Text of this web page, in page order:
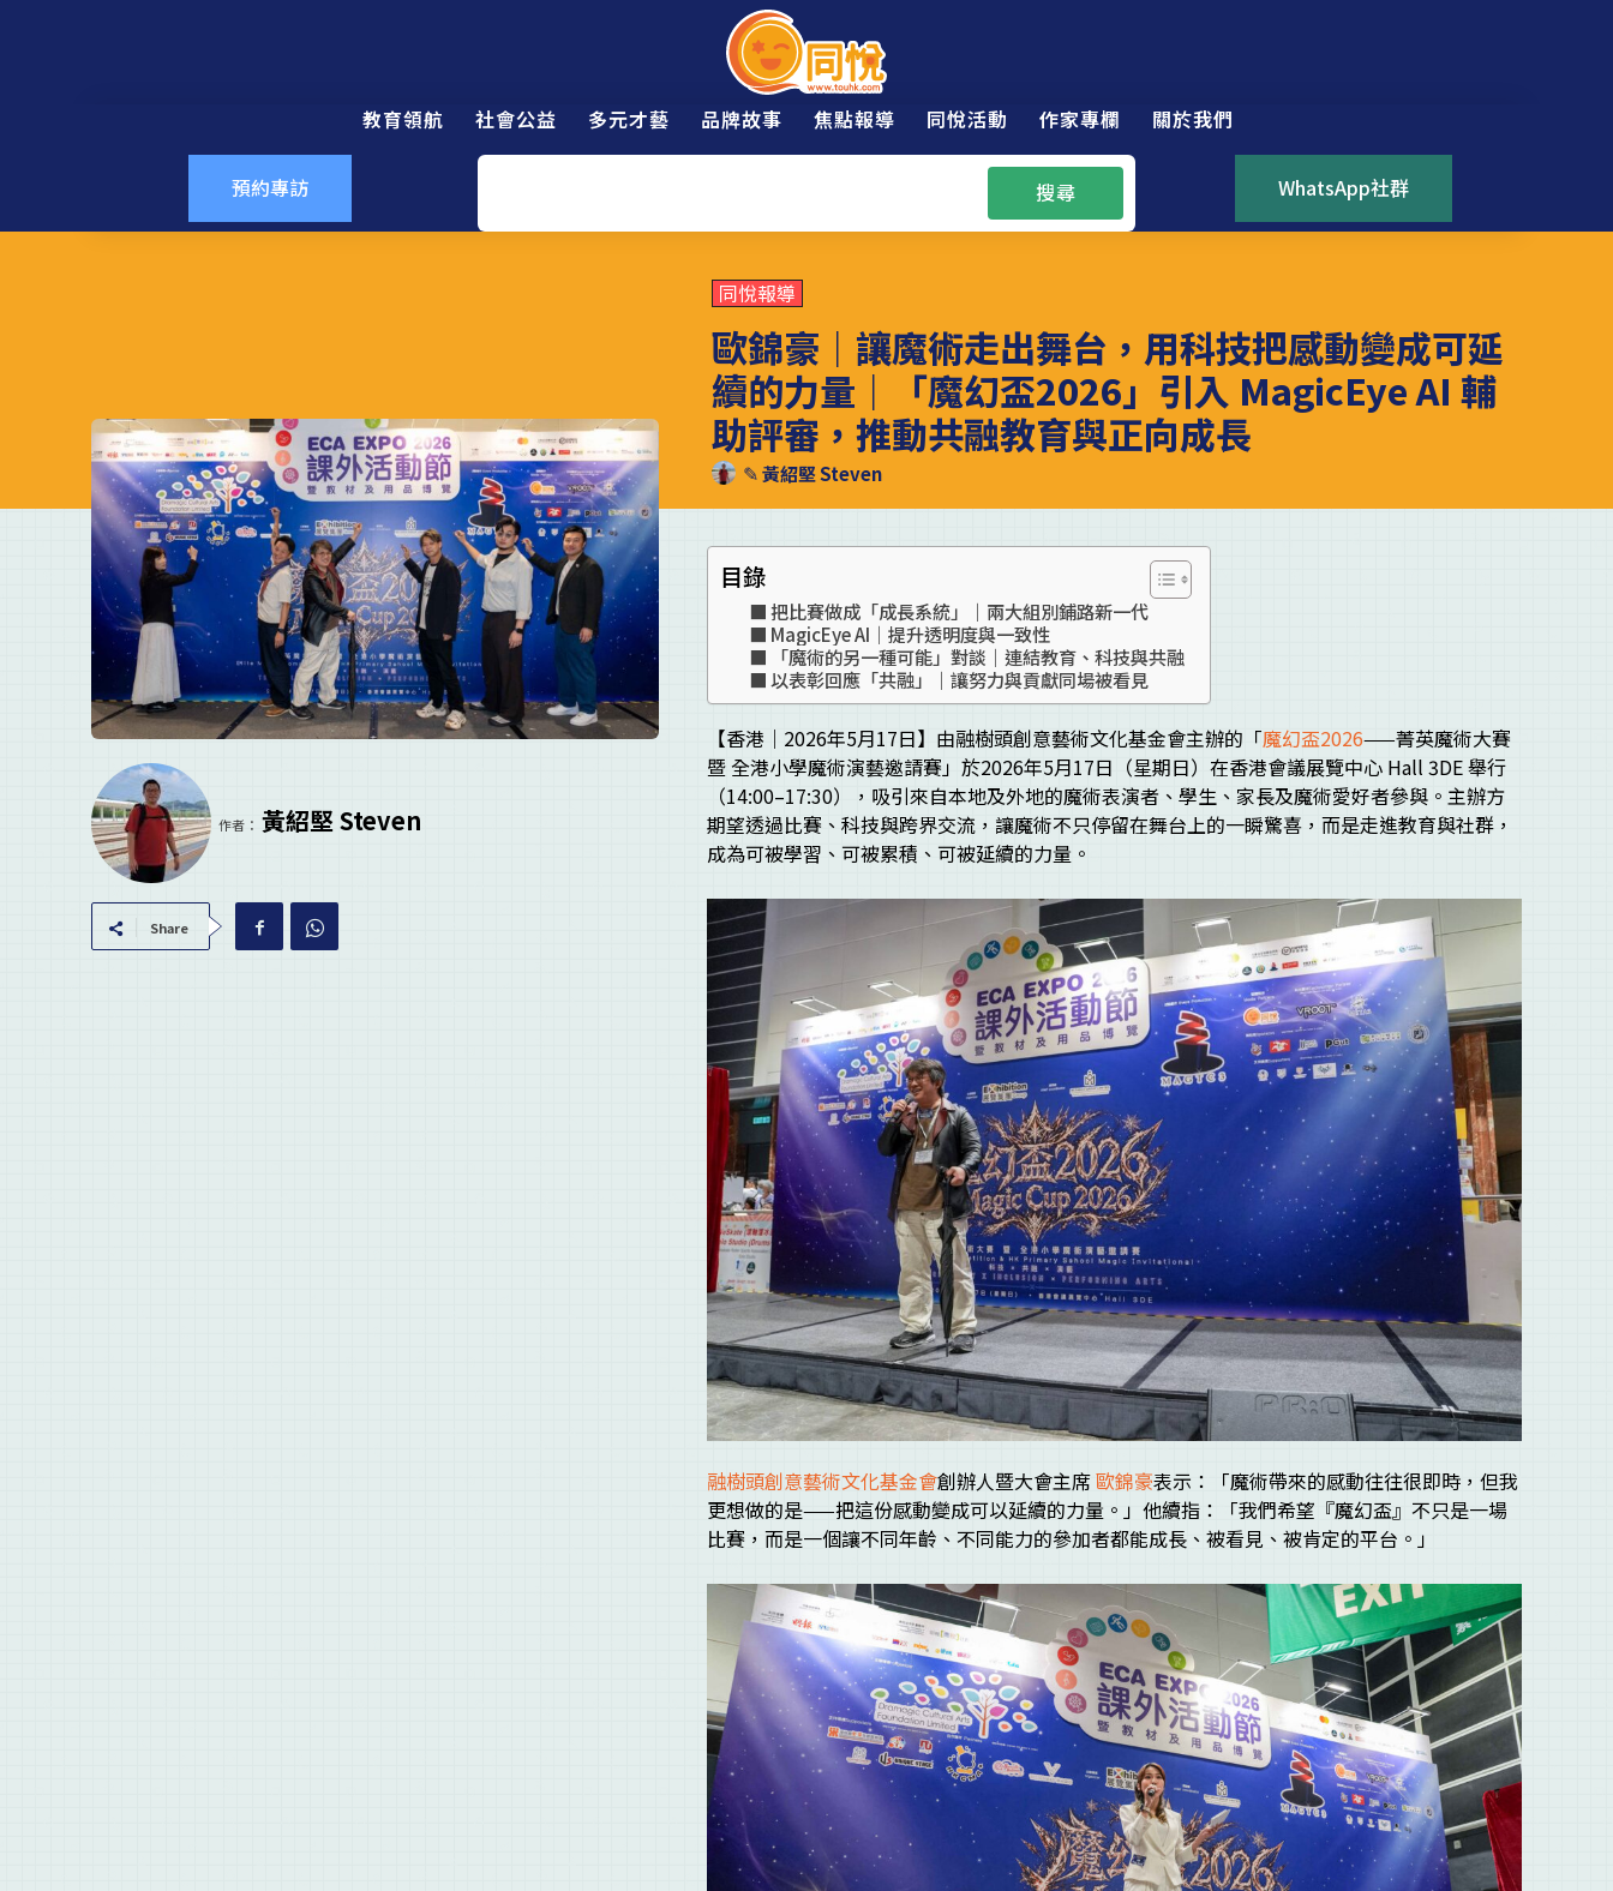
教育領航 社會公益 多元才藝 品牌故事 焦點報導 同悅活動 作家專欄 關於我們
預約專訪 搜尋 WhatsApp社群
同悅報導
歐錦豪｜讓魔術走出舞台，用科技把感動變成可延
續的力量｜「魔幻盃2026」引入 MagicEye AI 輔
助評審，推動共融教育與正向成長
✎黃紹堅 Steven
作者： 黃紹堅 Steven
Share
目錄
把比賽做成「成長系統」｜兩大組別鋪路新一代
MagicEye AI｜提升透明度與一致性
「魔術的另一種可能」對談｜連結教育、科技與共融
以表彰回應「共融」｜讓努力與貢獻同場被看見
【香港｜2026年5月17日】由融樹頭創意藝術文化基金會主辦的「魔幻盃2026——菁英魔術大賽
暨 全港小學魔術演藝邀請賽」於2026年5月17日（星期日）在香港會議展覽中心 Hall 3DE 舉行
（14:00–17:30），吸引來自本地及外地的魔術表演者、學生、家長及魔術愛好者參與。主辦方
期望透過比賽、科技與跨界交流，讓魔術不只停留在舞台上的一瞬驚喜，而是走進教育與社群，
成為可被學習、可被累積、可被延續的力量。
融樹頭創意藝術文化基金會創辦人暨大會主席歐錦豪表示：「魔術帶來的感動往往很即時，但我
更想做的是——把這份感動變成可以延續的力量。」他續指：「我們希望『魔幻盃』不只是一場
比賽，而是一個讓不同年齡、不同能力的參加者都能成長、被看見、被肯定的平台。」